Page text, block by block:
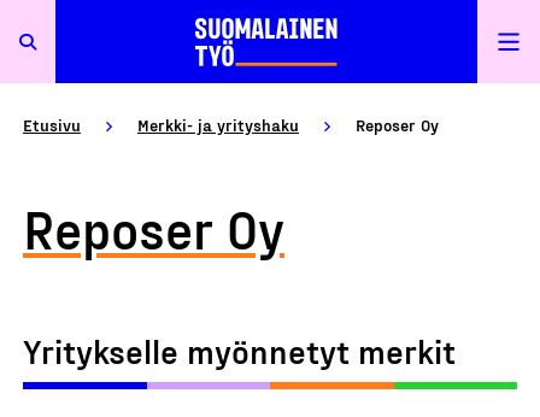
Etusivu Merkki- ja yrityshaku Reposer Oy
Reposer Oy
Yritykselle myönnetyt merkit